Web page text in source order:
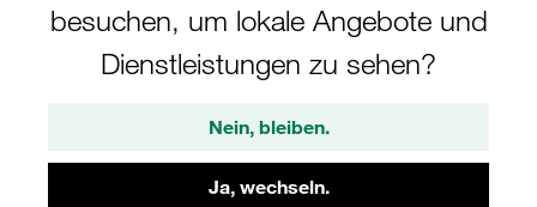
besuchen, um lokale Angebote und
Dienstleistungen zu sehen?
Nein, bleiben.
Ja, wechseln.
Bitte beachten Sie: Das Bild dient nur zur Veranschaulichung und kann vom
tatsächlichen Produkt abweichen.
Rücklauffiltergehäuse Betriebsdruck